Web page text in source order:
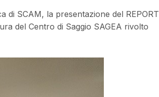
di SCAM, la presentazione del REPORT
del Centro di Saggio SAGEA rivolto